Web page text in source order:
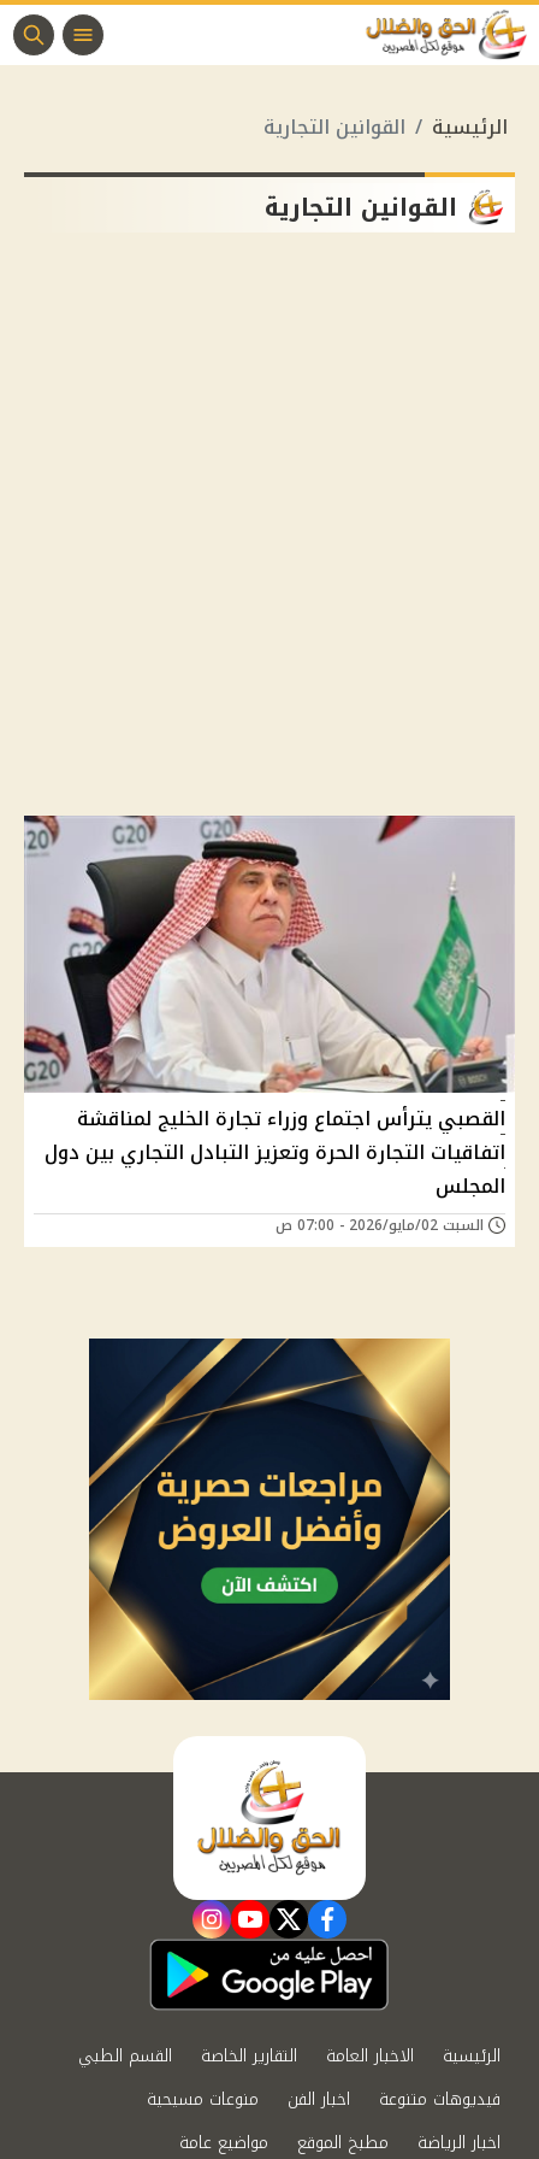
الرئيسية القوانين التجارية
القوانين التجارية
القصبي يترأس اجتماع وزراء تجارة الخليج لمناقشة
اتفاقيات التجارة الحرة وتعزيز التبادل التجاري بين دول
المجلس
السبت 02/مايو/2026 - 07:00 ص
facebook
twitter
youtube
instagram
الرئيسية الاخبار العامة التقارير الخاصة
القسم الطبي
فيديوهات متنوعة
اخبار الفن
منوعات مسيحية
اخبار الرياضة
مطبخ الموقع مواضيع عامة